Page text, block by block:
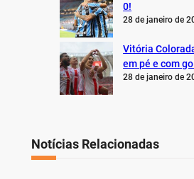
0!
28 de janeiro de
Vitória
em pé e com
28 de janeiro de
Notícias Relacionadas